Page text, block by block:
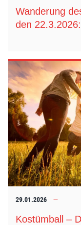
Wanderung
den
29.01.2026
Kostümball –